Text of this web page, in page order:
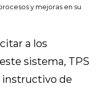
y mejoras en su
a los
sistema, TPS
instructivo de